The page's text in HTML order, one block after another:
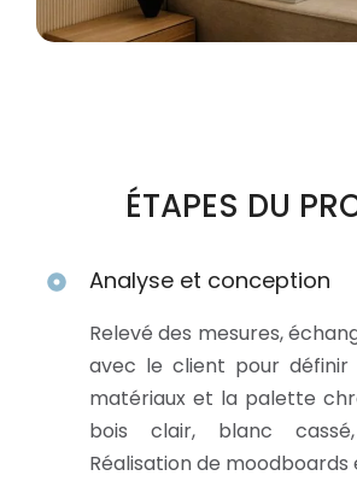
ÉTAPES DU
Analyse et conception
Relevé des mesures,
avec le client pour définir
matériaux et la palette
bois clair, blanc
Réalisation de moodboards